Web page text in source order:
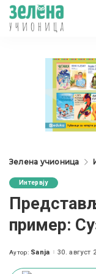
Зелена учионица
Интервју
пример:
Posted
Аутор: Sanja 30. август